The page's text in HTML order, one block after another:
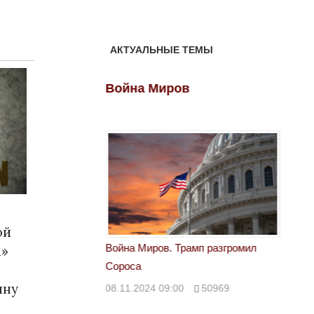
АКТУАЛЬНЫЕ ТЕМЫ
разгромил
Война Миров
Война Миров. Трамп разгромил
Сороса
08.11.2024 09:00 50969